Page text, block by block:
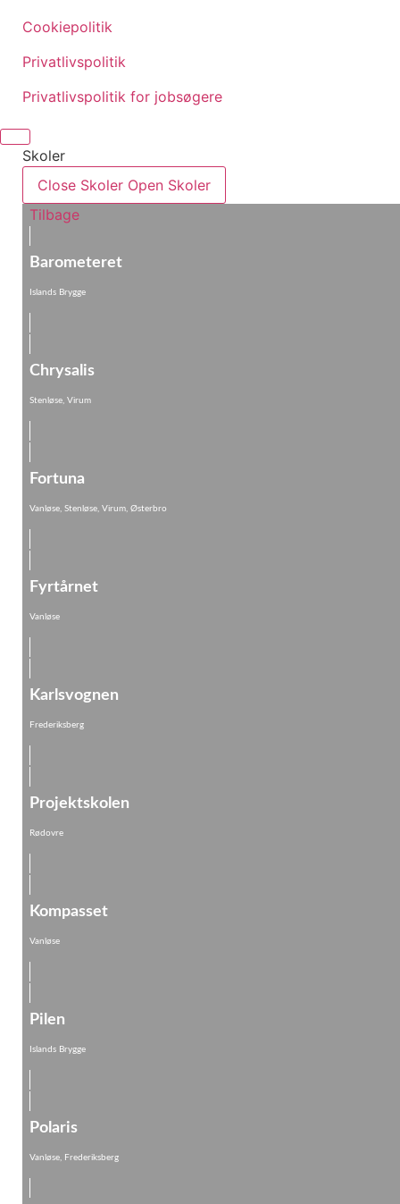
Cookiepolitik
Privatlivspolitik
Privatlivspolitik for jobsøgere
Skoler
Close Skoler Open Skoler
Tilbage
Barometeret
Islands Brygge
Chrysalis
Stenløse, Virum
Fortuna
Vanløse, Stenløse, Virum, Østerbro
Fyrtårnet
Vanløse
Karlsvognen
Frederiksberg
Projektskolen
Rødovre
Kompasset
Vanløse
Pilen
Islands Brygge
Polaris
Vanløse, Frederiksberg